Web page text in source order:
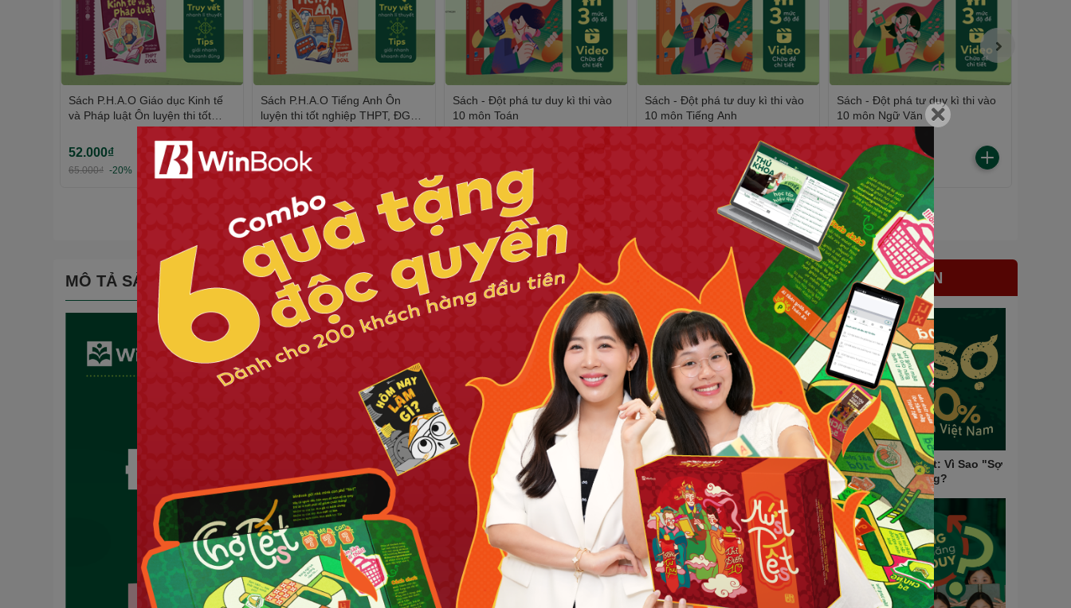
Sách P.H.A.O Giáo dục Kinh tế
và Pháp luật Ôn luyện thi tốt
nghiệp THPT, ĐGNL | WinBook
52.000₫
65.000₫ -20%
Sách P.H.A.O Tiếng Anh Ôn
luyện thi tốt nghiệp THPT, ĐGNL
| WinBook
52.000₫
65.000₫ -20%
Sách - Đột phá tư duy kì thi vào
10 môn Toán
-10%
Sách - Đột phá tư duy kì thi vào
10 môn Tiếng Anh
Sách - Đột phá tư duy kì thi vào
10 môn Ngữ Văn
135.000₫
150.000₫
Xem tất cả
MÔ TẢ SẢN PHẨM BÀI VIẾT LIÊN QUAN
Nỗi Sợ Lớn Nhất của 90% Học Sinh Việt: Vì Sao "Sợ
Sai" Lại Là Tư Duy Cản Trở Thành Công?